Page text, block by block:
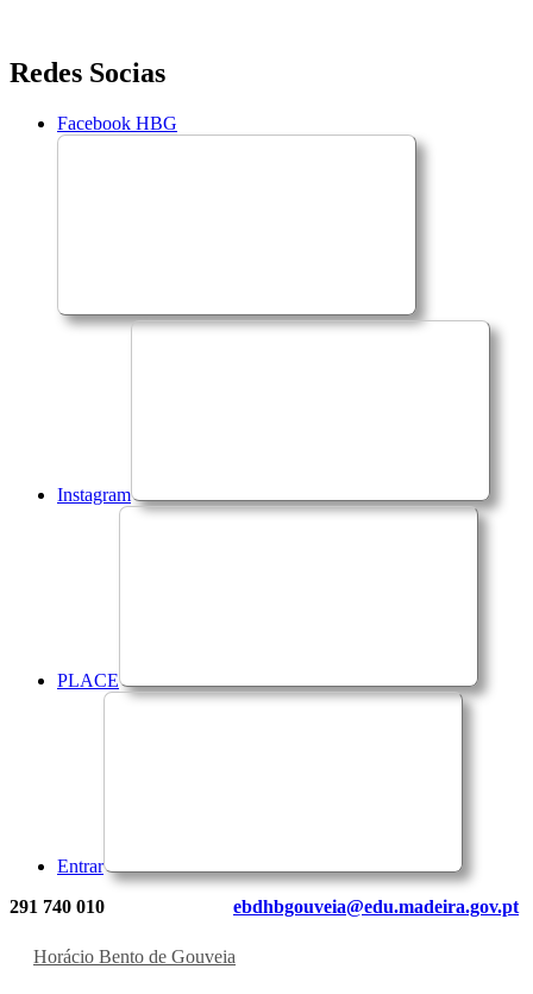
Saltar
para
conteúdo
Redes Socias
Facebook HBG
Instagram
PLACE
Entrar
291 740 010 ebdhbgouveia@edu.madeira.gov.pt
Horácio Bento de Gouveia